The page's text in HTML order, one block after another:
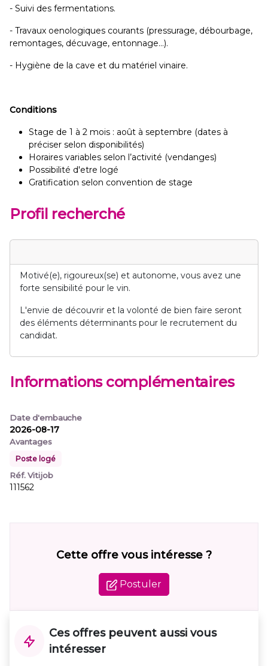
- Suivi des fermentations.
- Travaux oenologiques courants (pressurage, débourbage,
remontages, décuvage, entonnage…).
- Hygiène de la cave et du matériel vinaire.
Conditions
Stage de 1 à 2 mois : août à septembre (dates à
préciser selon disponibilités)
Horaires variables selon l’activité (vendanges)
Possibilité d'etre logé
Gratification selon convention de stage
Profil recherché
Motivé(e), rigoureux(se) et autonome, vous avez une
forte sensibilité pour le vin.
L'envie de découvrir et la volonté de bien faire seront
des éléments déterminants pour le recrutement du
candidat.
Informations complémentaires
Date d'embauche
2026-08-17
Avantages
Poste logé
Réf. Vitijob
111562
Cette offre vous intéresse ?
Postuler
Ces offres peuvent aussi vous
intéresser